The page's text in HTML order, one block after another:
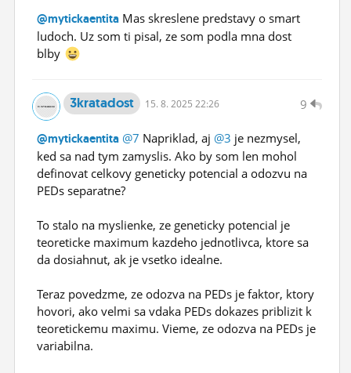
@mytickaentita Mas skreslene predstavy o smart
ludoch. Uz som ti pisal, ze som podla mna dost
blby
9
3kratadost 15. 8. 2025 22:26
@mytickaentita @7 Napriklad, aj @3 je nezmysel,
ked sa nad tym zamyslis. Ako by som len mohol
definovat celkovy geneticky potencial a odozvu na
PEDs separatne?
To stalo na myslienke, ze geneticky potencial je
teoreticke maximum kazdeho jednotlivca, ktore sa
da dosiahnut, ak je vsetko idealne.
Teraz povedzme, ze odozva na PEDs je faktor, ktory
hovori, ako velmi sa vdaka PEDs dokazes priblizit k
teoretickemu maximu. Vieme, ze odozva na PEDs je
variabilna.